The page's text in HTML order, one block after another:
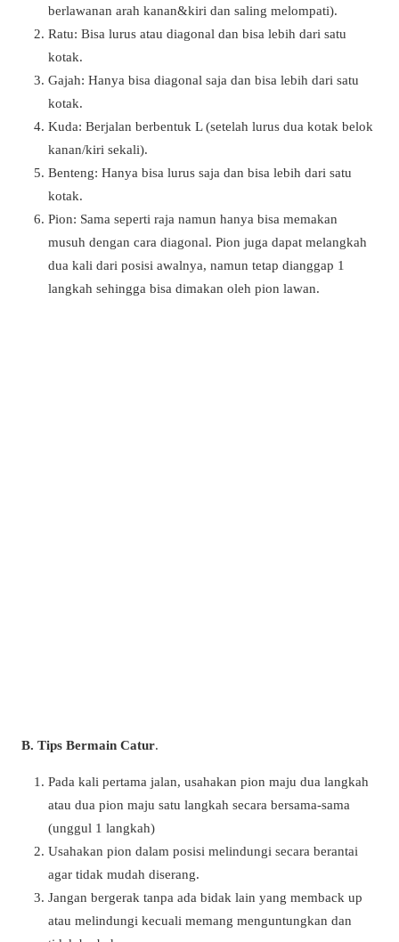
berlawanan arah kanan&kiri dan saling melompati).
Ratu: Bisa lurus atau diagonal dan bisa lebih dari satu
kotak.
Gajah: Hanya bisa diagonal saja dan bisa lebih dari satu
kotak.
Kuda: Berjalan berbentuk L (setelah lurus dua kotak belok
kanan/kiri sekali).
Benteng: Hanya bisa lurus saja dan bisa lebih dari satu
kotak.
Pion: Sama seperti raja namun hanya bisa memakan
musuh dengan cara diagonal. Pion juga dapat melangkah
dua kali dari posisi awalnya, namun tetap dianggap 1
langkah sehingga bisa dimakan oleh pion lawan.
B. Tips Bermain Catur.
Pada kali pertama jalan, usahakan pion maju dua langkah
atau dua pion maju satu langkah secara bersama-sama
(unggul 1 langkah)
Usahakan pion dalam posisi melindungi secara berantai
agar tidak mudah diserang.
Jangan bergerak tanpa ada bidak lain yang memback up
atau melindungi kecuali memang menguntungkan dan